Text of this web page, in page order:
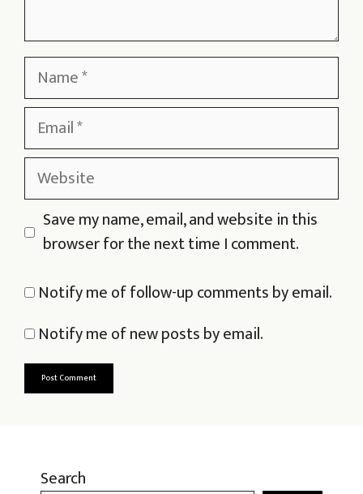
Name
Email
Website
Save my name, email, and website in this
browser for the next time I comment.
Notify me of follow-up comments by email.
Notify me of new posts by email.
Search